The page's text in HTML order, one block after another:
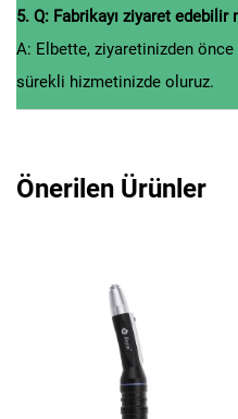
5. Q: Fabrikayı ziyaret edebilir
A: Elbette, ziyaretinizden önce
sürekli hizmetinizde oluruz.
Önerilen Ürünler